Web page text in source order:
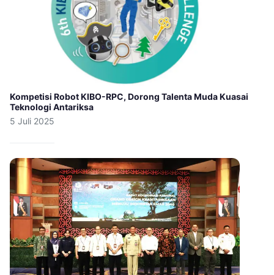
Kompetisi Robot KIBO-RPC, Dorong Talenta Muda Kuasai
Teknologi Antariksa
5 Juli 2025